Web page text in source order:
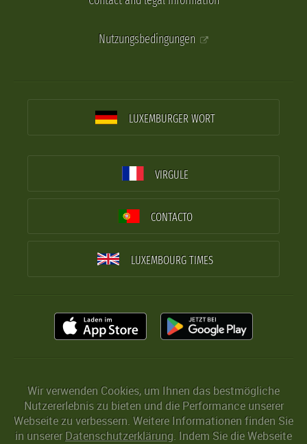
Nutzungsbedingungen
LUXEMBURGER WORT
VIRGULE
CONTACTO
LUXEMBOURG TIMES
Wir verwenden Cookies, um Ihnen das bestmögliche
Nutzererlebnis zu bieten und die Performance unserer
Webseite zu verbessern. Weitere Informationen finden Sie
in unserer Datenschutzerklärung. Indem Sie die Webseite